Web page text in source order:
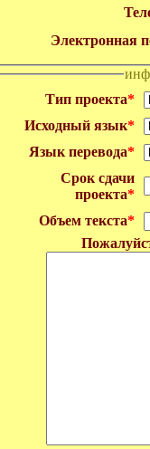
Электронная
Тип проекта*
Исходный язык*
Язык перевода*
Срок сдачи
проекта*
Объем текста*